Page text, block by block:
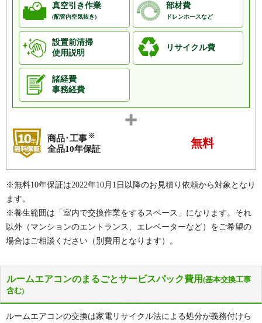
真空引き作業
(配管内空気抜き)
部材費
ドレンホースなど
設置前清掃
使用説明
リサイクル費
諸経費
事務経費
商品･工事 ※
全品10年保証 無料
※無料10年保証は2022年10月1日以降のお見積り依頼から対象となり
ます。
※養生範囲は「室内で交換作業をするスペース」になります。それ
以外（マンションのエントランス、エレベーターなど）をご希望の
場合はご相談ください（別費用となります）。
ルームエアコンのまるごとサービスパック費用 (基本交換工事
含む)
ルームエアコンの交換は家電リサイクル法による処分が義務付けら